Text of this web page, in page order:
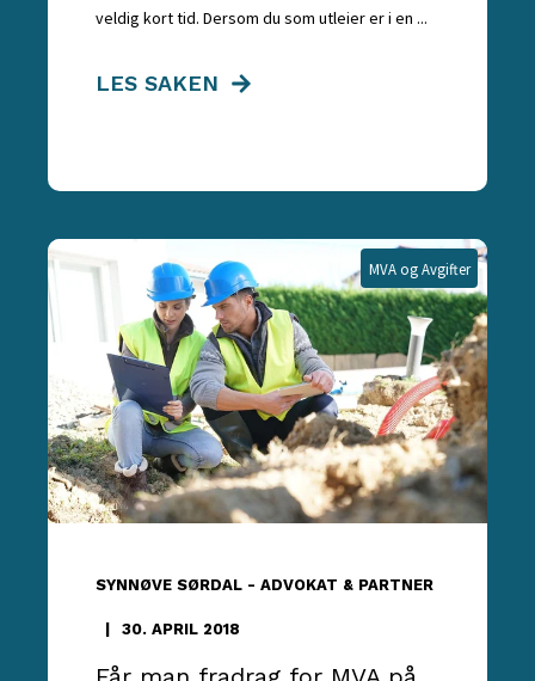
veldig kort tid. Dersom du som utleier er i en ...
LES SAKEN
MVA og Avgifter
SYNNØVE SØRDAL - ADVOKAT & PARTNER
30. APRIL 2018